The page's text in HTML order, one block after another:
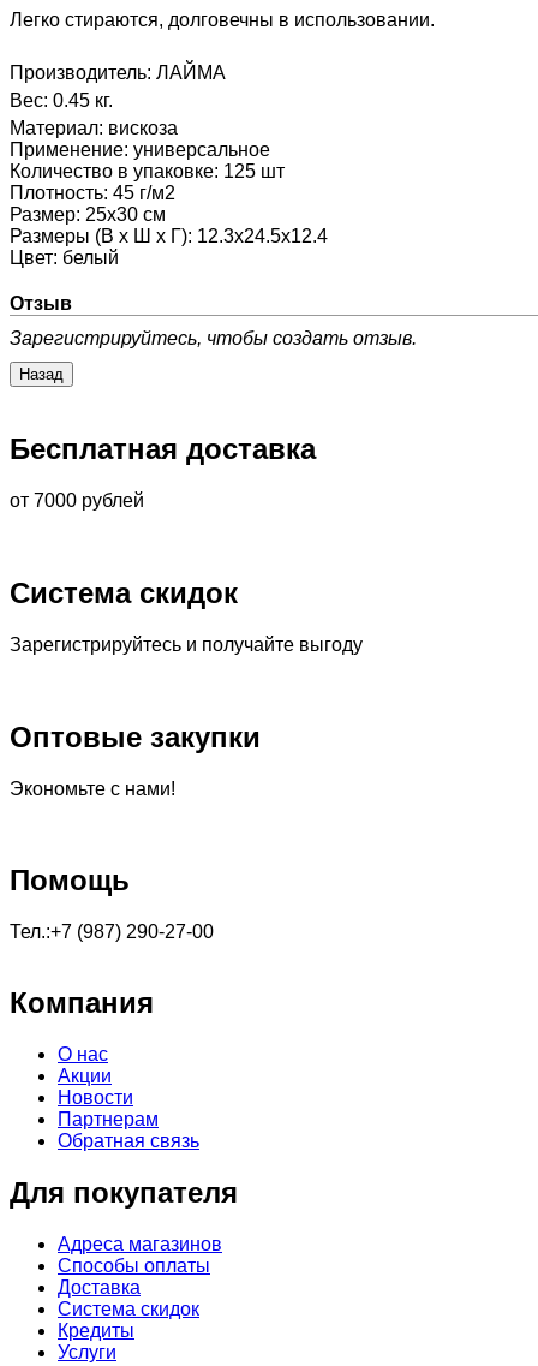
Легко стираются, долговечны в использовании.
Производитель: ЛАЙМА
Вес: 0.45 кг.
Материал: вискоза
Применение: универсальное
Количество в упаковке: 125 шт
Плотность: 45 г/м2
Размер: 25х30 см
Размеры (В х Ш х Г): 12.3x24.5x12.4
Цвет: белый
Отзыв
Зарегистрируйтесь, чтобы создать отзыв.
Бесплатная доставка
от 7000 рублей
Система скидок
Зарегистрируйтесь и получайте выгоду
Оптовые закупки
Экономьте с нами!
Помощь
Тел.:+7 (987) 290-27-00
Компания
О нас
Акции
Новости
Партнерам
Обратная связь
Для покупателя
Адреса магазинов
Способы оплаты
Доставка
Система скидок
Кредиты
Услуги